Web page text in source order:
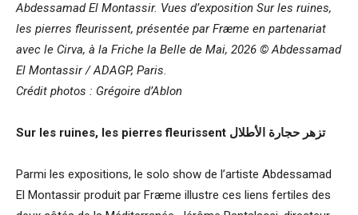
Abdessamad El Montassir. Vues d’exposition Sur les ruines,
les pierres fleurissent, présentée par Fræme en partenariat
avec le Cirva, à la Friche la Belle de Mai, 2026 © Abdessamad
El Montassir / ADAGP, Paris.
Crédit photos : Grégoire d’Ablon
Sur les ruines, les pierres fleurissent تزهر حجارة الأطلال
Parmi les expositions, le solo show de l’artiste Abdessamad
El Montassir produit par Fræme illustre ces liens fertiles des